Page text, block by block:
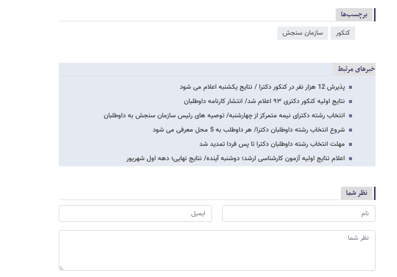
برچسب‌ها
کنکور سازمان سنجش
خبرهای مرتبط
پذیرش 12 هزار نفر در کنکور دکترا / نتایج یکشنبه اعلام می شود
نتایج اولیه کنکور دکتری ۹۳ اعلام شد/ انتشار کارنامه داوطلبان
انتخاب رشته دکترای نیمه متمرکز از چهارشنبه/ توصیه های رئیس سازمان سنجش به داوطلبان
شروع انتخاب رشته داوطلبان دکترا/ هر داوطلب به 5 محل معرفی می شود
مهلت انتخاب رشته داوطلبان دکترا تا پس فردا تمدید شد
اعلام نتایج اولیه آزمون کارشناسی ارشد؛ دوشنبه آینده/ نتایج نهایی؛ دهه اول شهریور
نظر شما